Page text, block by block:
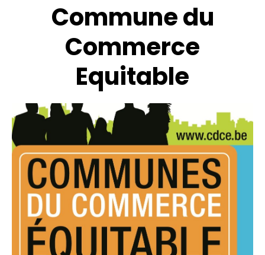
Commune du
Commerce
Equitable